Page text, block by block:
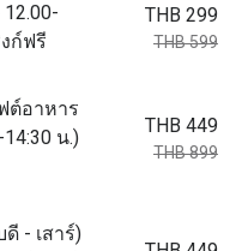
ก์ฟรี
THB 299
THB 599
ต์อาหาร
น.)
THB 449
THB 899
- เสาร์)